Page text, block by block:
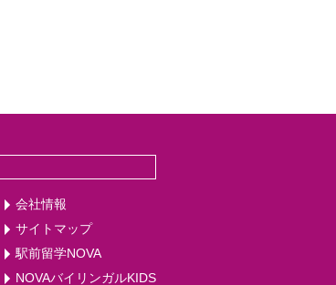
会社情報
サイトマップ
駅前留学NOVA
NOVAバイリンガルKIDS